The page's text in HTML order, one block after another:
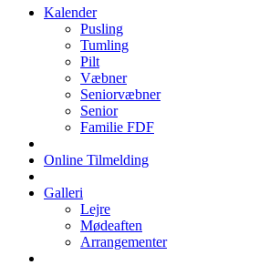
Kalender
Pusling
Tumling
Pilt
Væbner
Seniorvæbner
Senior
Familie FDF
Online Tilmelding
Galleri
Lejre
Mødeaften
Arrangementer